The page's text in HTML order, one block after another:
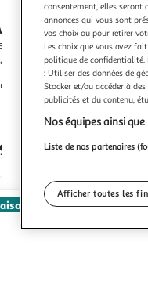
Défi Nature Protect
/ pce
par Auchan
Retrait 1h en magasin
offerte
consentement, elles seront
annonces qui vous sont
vos choix ou pour retirer
Les choix que vous avez
politique de confidentialité.
: Utiliser des données de
Stocker et/ou accéder à
publicités et du contenu,
Nos équipes ainsi
Liste de nos partenaires
Afficher toutes les